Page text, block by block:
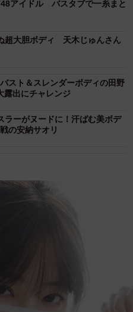
アイドル バスタブで一糸まと
超大胆ボディ 天木じゅんさん
スト＆スレンダーボディの田野
出にチャレンジ
ラーがヌードに！汗ばむ美ボデ
の安納サオリ